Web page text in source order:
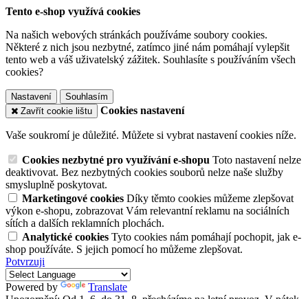
Tento e-shop využívá cookies
Na našich webových stránkách používáme soubory cookies.
Některé z nich jsou nezbytné, zatímco jiné nám pomáhají vylepšit
tento web a váš uživatelský zážitek. Souhlasíte s používáním všech
cookies?
Nastavení
Souhlasím
Zavřít cookie lištu
Cookies nastavení
Vaše soukromí je důležité. Můžete si vybrat nastavení cookies níže.
Cookies nezbytné pro využívání e-shopu Toto nastavení nelze
deaktivovat. Bez nezbytných cookies souborů nelze naše služby
smysluplně poskytovat.
Marketingové cookies Díky těmto cookies můžeme zlepšovat
výkon e-shopu, zobrazovat Vám relevantní reklamu na sociálních
sítích a dalších reklamních plochách.
Analytické cookies Tyto cookies nám pomáhají pochopit, jak e-
shop používáte. S jejich pomocí ho můžeme zlepšovat.
Potvrzuji
Powered by
Translate